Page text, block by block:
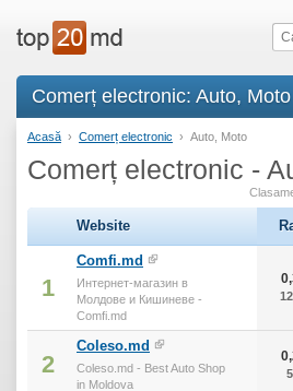
Comerț electronic: Auto, Moto
Acasă › Comerț electronic › Auto, Moto
Comerț electronic -
Website
1
Comfi.md
Интернет-магазин в
Молдове и Кишиневе -
Comfi.md
2
Coleso.md
Coleso.md - Best Auto Shop
in Moldova